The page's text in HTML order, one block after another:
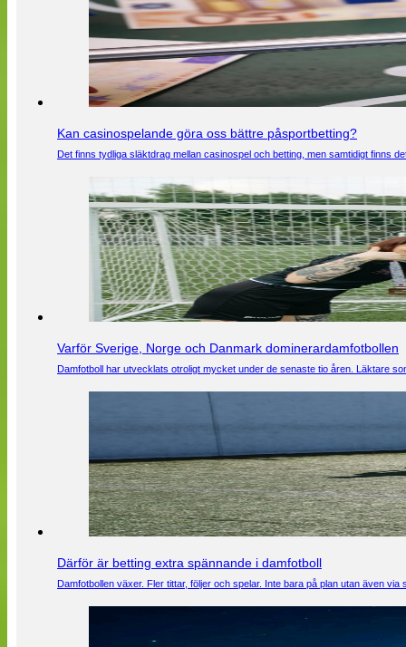
Kan casinospelande göra oss bättre påsportbetting?
Det finns tydliga släktdrag mellan casinospel och betting, men samtidigt finns
Varför Sverige, Norge och Danmark dominerardamfotbollen
Damfotboll har utvecklats otroligt mycket under de senaste tio åren. Läktare
Därför är betting extra spännande i damfotboll
Damfotbollen växer. Fler tittar, följer och spelar. Inte bara på plan utan även